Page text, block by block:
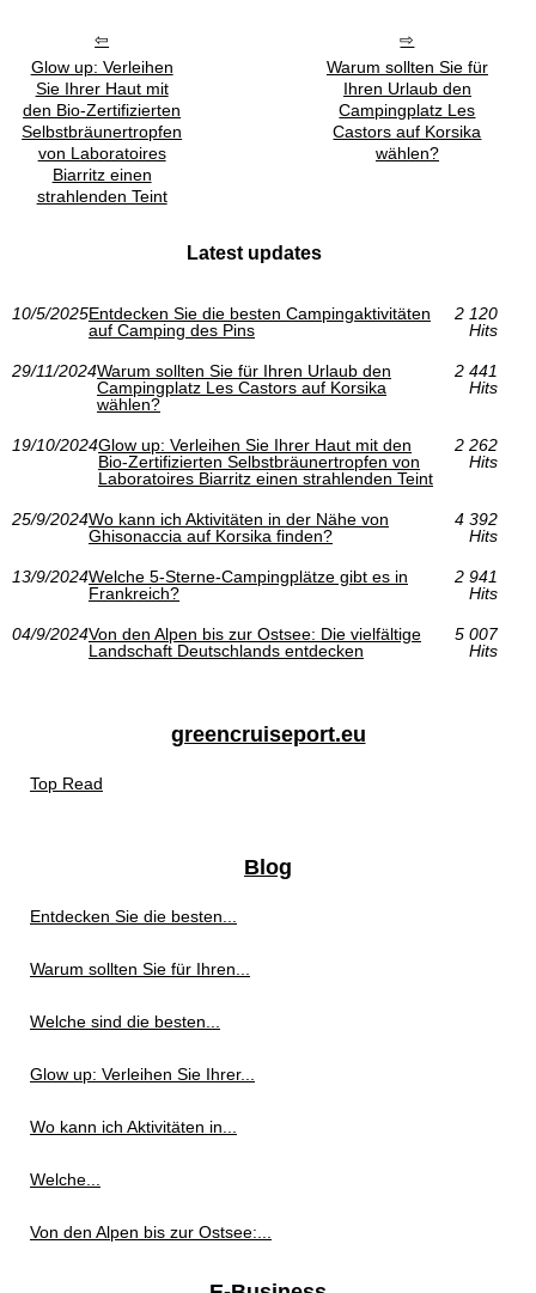
Glow up: Verleihen
Sie Ihrer Haut mit
den Bio-Zertifizierten
Selbstbräunertropfen
von Laboratoires
Biarritz einen
strahlenden Teint
Warum sollten Sie für
Ihren Urlaub den
Campingplatz Les
Castors auf Korsika
wählen?
Latest updates
10/5/2025Entdecken Sie die besten Campingaktivitäten
auf Camping des Pins
2 120
Hits
29/11/2024Warum sollten Sie für Ihren Urlaub den
Campingplatz Les Castors auf Korsika
wählen?
2 441
Hits
19/10/2024Glow up: Verleihen Sie Ihrer Haut mit den
Bio-Zertifizierten Selbstbräunertropfen von
Laboratoires Biarritz einen strahlenden Teint
2 262
Hits
25/9/2024Wo kann ich Aktivitäten in der Nähe von
Ghisonaccia auf Korsika finden?
4 392
Hits
13/9/2024Welche 5-Sterne-Campingplätze gibt es in
Frankreich?
2 941
Hits
04/9/2024Von den Alpen bis zur Ostsee: Die vielfältige
Landschaft Deutschlands entdecken
5 007
Hits
greencruiseport.eu
Top Read
Blog
Entdecken Sie die besten...
Warum sollten Sie für Ihren...
Welche sind die besten...
Glow up: Verleihen Sie Ihrer...
Wo kann ich Aktivitäten in...
Welche...
Von den Alpen bis zur Ostsee:...